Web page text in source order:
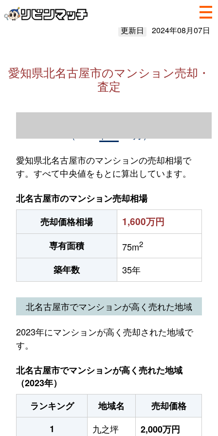
更新日 2024年08月07日
愛知県北名古屋市のマンション売却・
査定
愛知県北名古屋市のマンションの売却相場で
す。すべて中央値をもとに算出しています。
北名古屋市のマンション売却相場
売却価格相場
1,600万円
専有面積 75m2
築年数 35年
北名古屋市でマンションが高く売れた地域
2023年にマンションが高く売却された地域で
す。
北名古屋市でマンションが高く売れた地域
（2023年）
ランキング
地域名
売却価格
1
九之坪
2,000万円